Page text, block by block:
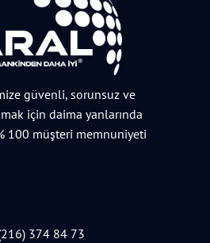
güvenli, sorunsuz ve
için daima yanlarında
100 müşteri memnuniyeti
374 84 73